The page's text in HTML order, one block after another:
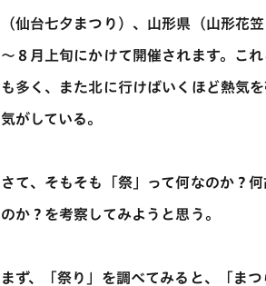
（仙台七夕まつり）、山形県（山形花
～８月上旬にかけて開催されます。こ
も多く、また北に行けばいくほど熱気
気がしている。
さて、そもそも「祭」って何なのか？
のか？を考察してみようと思う。
まず、「祭り」を調べてみると、「ま